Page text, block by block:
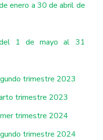
enero a 30 de abril de
del 1 de mayo al 31
trimestre 2023
trimestre 2023
trimestre 2024
trimestre 2024